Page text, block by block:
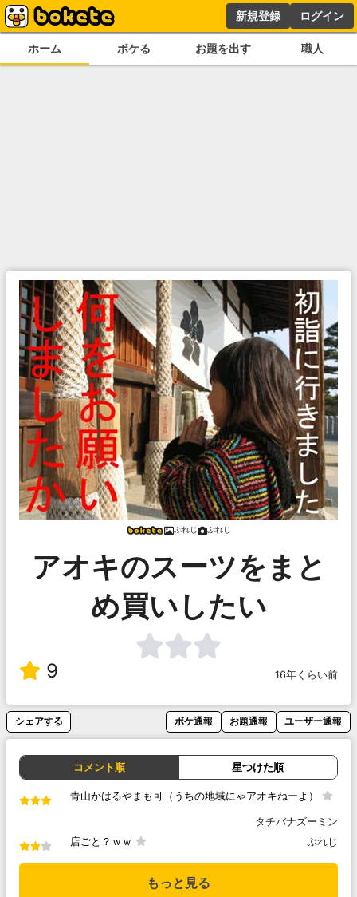
新規登録 ログイン
ホーム ボケる お題を出す 職人
ぷれじ ぷれじ
アオキのスーツをまと
め買いしたい
9 16年くらい前
シェアする ボケ通報 お題通報 ユーザー通報
コメント順 星つけた順
青山かはるやまも可（うちの地域にゃアオキねーよ）
タチバナズーミン
店ごと？ｗｗ
ぷれじ
もっと見る